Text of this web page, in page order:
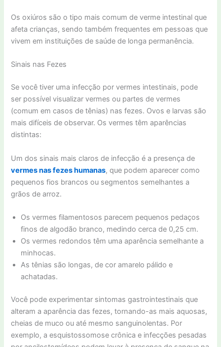
Os oxiúros são o tipo mais comum de verme intestinal que
afeta crianças, sendo também frequentes em pessoas que
vivem em instituições de saúde de longa permanência.
Sinais nas Fezes
Se você tiver uma infecção por vermes intestinais, pode
ser possível visualizar vermes ou partes de vermes
(comum em casos de tênias) nas fezes. Ovos e larvas são
mais difíceis de observar. Os vermes têm aparências
distintas:
Um dos sinais mais claros de infecção é a presença de
vermes nas fezes humanas, que podem aparecer como
pequenos fios brancos ou segmentos semelhantes a
grãos de arroz.
Os vermes filamentosos parecem pequenos pedaços
finos de algodão branco, medindo cerca de 0,25 cm.
Os vermes redondos têm uma aparência semelhante a
minhocas.
As tênias são longas, de cor amarelo pálido e
achatadas.
Você pode experimentar sintomas gastrointestinais que
alteram a aparência das fezes, tornando-as mais aquosas,
cheias de muco ou até mesmo sanguinolentas. Por
exemplo, a esquistossomose crônica e infecções pesadas